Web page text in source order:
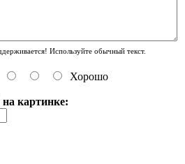
Используйте обычный текст.
Хорошо
картинке: